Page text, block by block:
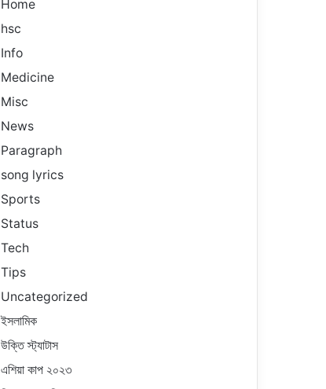
Home
hsc
Info
Medicine
Misc
News
Paragraph
song lyrics
Sports
Status
Tech
Tips
Uncategorized
ইসলামিক
উক্তি স্ট্যাটাস
এশিয়া কাপ ২০২৩